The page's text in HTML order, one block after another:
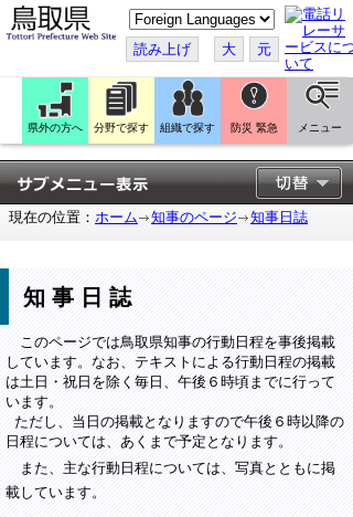
こ
の
ペ
ー
ジ
翻
訳
す
る
読み上げ 大 元
県外の方へ 分野で探す 組織で探す 防災 緊急 メニュー
現在の位置： ホーム 知事のページ 知事日誌
知事日誌
このページでは鳥取県知事の行動日程を事後掲載
しています。なお、テキストによる行動日程の掲載
は土日・祝日を除く毎日、午後６時頃までに行って
います。
ただし、当日の掲載となりますので午後６時以降の
日程については、あくまで予定となります。
また、主な行動日程については、写真とともに掲
載しています。